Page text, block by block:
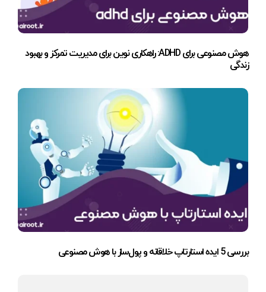
هوش مصنوعی برای ADHD: راهکاری نوین برای مدیریت تمرکز و بهبود
زندگی
بررسی 5 ایده استارتاپ خلاقانه و پول‌ساز با هوش مصنوعی